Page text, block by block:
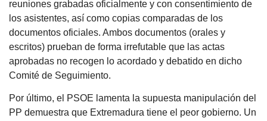
reuniones grabadas oficialmente y con consentimiento de
los asistentes, así como copias comparadas de los
documentos oficiales. Ambos documentos (orales y
escritos) prueban de forma irrefutable que las actas
aprobadas no recogen lo acordado y debatido en dicho
Comité de Seguimiento.
Por último, el PSOE lamenta la supuesta manipulación del
PP demuestra que Extremadura tiene el peor gobierno. Un